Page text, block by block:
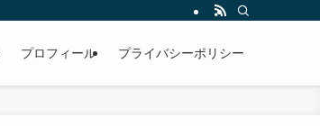
プロフィール プライバシーポリシー